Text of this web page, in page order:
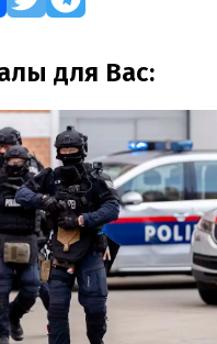
для Вас: